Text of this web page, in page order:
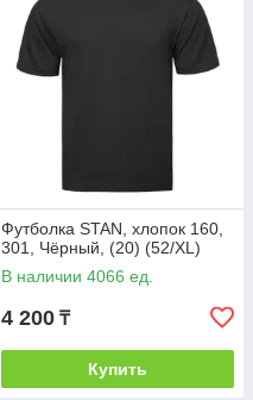
Футболка STAN, хлопок 160,
301, Чёрный, (20) (52/XL)
В наличии 4066 ед.
4 200 ₸
Купить